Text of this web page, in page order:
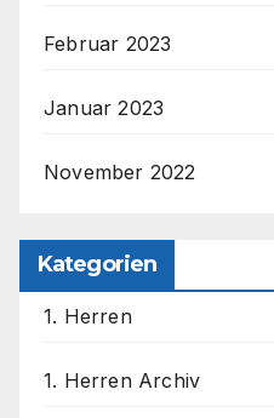
Februar 2023
Januar 2023
November 2022
Kategorien
1. Herren
1. Herren Archiv